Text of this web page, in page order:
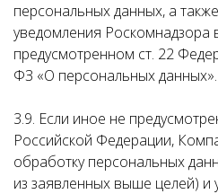
персональных данных, а
уведомления Роскомнадзора
предусмотренном ст. 22
ФЗ «О персональных данных».
3.9. Если иное не
Российской Федерации,
обработку персональных
из заявленных выше целей) и